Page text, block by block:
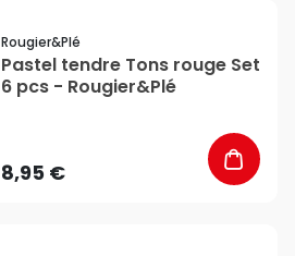
Rougier&plé
Pastel tendre Tons rouge Set
6 pcs - Rougier&Plé
8,95 €